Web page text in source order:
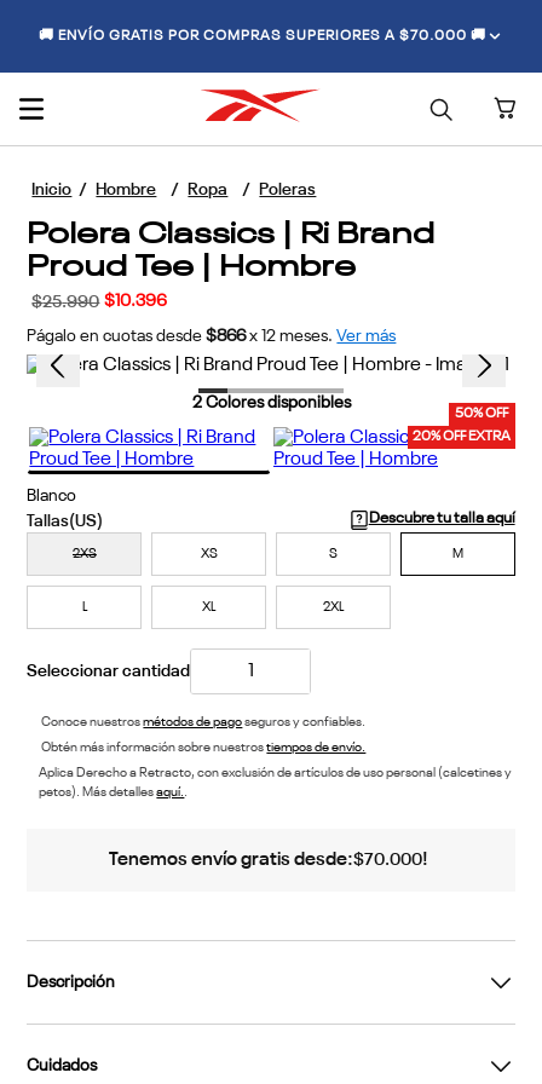
🚚 ENVÍO GRATIS POR COMPRAS SUPERIORES A $70.000 🚚
Hombre Ropa Poleras
Polera Classics | Ri Brand
Proud Tee | Hombre
$25.990 $ 10.396
Págalo en cuotas desde $866 x 12 meses. Ver más
50% OFF
20% OFF EXTRA
2Colores disponibles
Blanco
Descubre tu talla aquí
2XS XS S M
L XL 2XL
Conoce nuestrosmétodos de pagoseguros y confiables.
Obtén más información sobre nuestrostiempos de envío.
Aplica Derecho a Retracto, con exclusión de artículos de uso personal (calcetines y
petos). Más detallesaquí..
Tenemos envío gratis desde:$70.000!
Descripción
Cuidados